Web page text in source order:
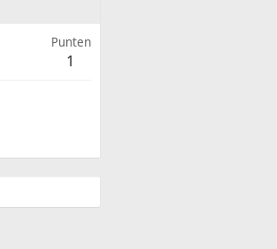
Punten
1